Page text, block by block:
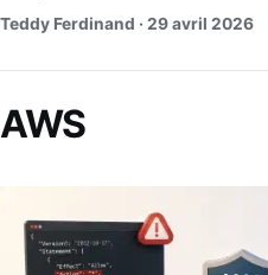
Teddy Ferdinand · 29 avril 2026
AWS